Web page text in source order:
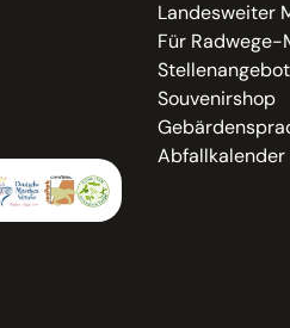
Landesweiter
Für Radwege-
Souvenirshop
Abfallkalender